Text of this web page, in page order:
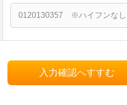
入力確認へすすむ